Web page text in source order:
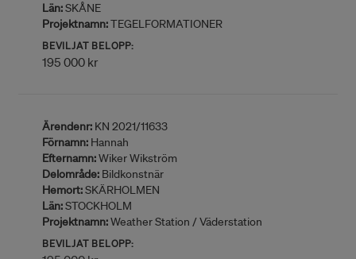
Län:SKÅNE
Projektnamn:TEGELFORMATIONER
BEVILJAT BELOPP:
195 000 kr
Ärendenr: KN 2021/11633
Förnamn: Hannah
Efternamn:Wiker Wikström
Delområde: Bildkonstnär
Hemort:SKÄRHOLMEN
Län:STOCKHOLM
Projektnamn:Weather Station / Väderstation
BEVILJAT BELOPP: